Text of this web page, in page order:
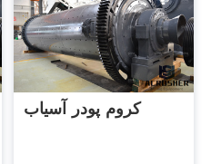
کروم پودر آسیاب